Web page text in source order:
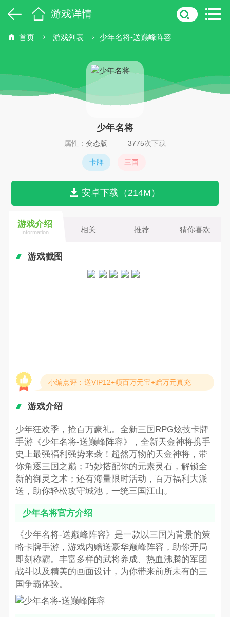
游戏详情
首页 游戏列表 少年名将-送巅峰阵容
少年名将
属性： 变态版 3775次下载
卡牌 三国
安卓下载（214M）
游戏介绍
Information 相关 推荐 猜你喜欢
游戏截图
小编点评：送VIP12+领百万元宝+赠万元真充
游戏介绍
少年狂欢季，抢百万豪礼。全新三国RPG炫技卡牌
手游《少年名将-送巅峰阵容》，全新天金神将携手
史上最强福利强势来袭！超然万物的天金神将，带
你角逐三国之巅；巧妙搭配你的元素灵石，解锁全
新的御灵之术；还有海量限时活动，百万福利大派
送，助你轻松攻守城池，一统三国江山。
少年名将官方介绍
《少年名将-送巅峰阵容》是一款以三国为背景的策
略卡牌手游，游戏内赠送豪华巅峰阵容，助你开局
即刻称霸。丰富多样的武将养成、热血沸腾的军团
战斗以及精美的画面设计，为你带来前所未有的三
国争霸体验。